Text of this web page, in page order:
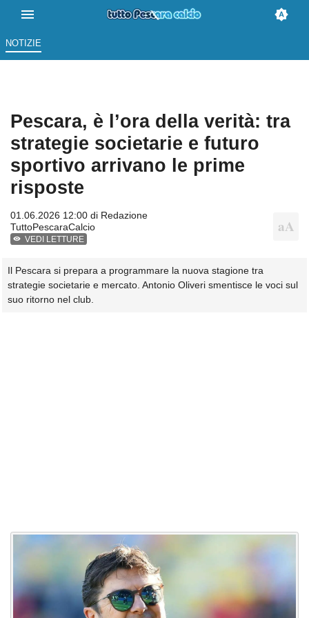
NOTIZIE
Pescara, è l’ora della verità: tra
strategie societarie e futuro
sportivo arrivano le prime
risposte
01.06.2026 12:00 di Redazione
TuttoPescaraCalcio
VEDI LETTURE
Il Pescara si prepara a programmare la nuova stagione tra
strategie societarie e mercato. Antonio Oliveri smentisce le voci sul
suo ritorno nel club.